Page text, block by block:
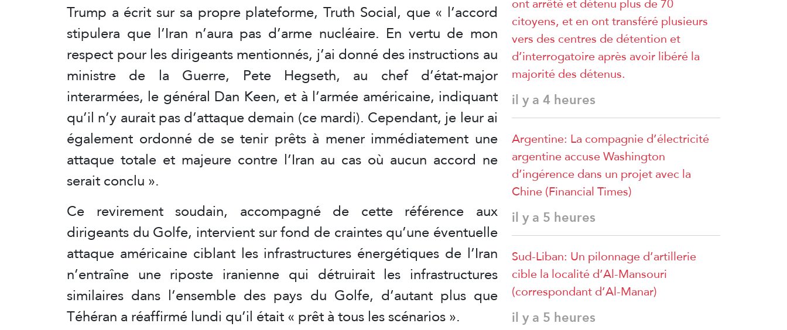
Trump a écrit sur sa propre plateforme, Truth Social, que « l’accord
stipulera que l’Iran n’aura pas d’arme nucléaire. En vertu de mon
respect pour les dirigeants mentionnés, j’ai donné des instructions au
ministre de la Guerre, Pete Hegseth, au chef d’état-major
interarmées, le général Dan Keen, et à l’armée américaine, indiquant
qu’il n’y aurait pas d’attaque demain (ce mardi). Cependant, je leur ai
également ordonné de se tenir prêts à mener immédiatement une
attaque totale et majeure contre l’Iran au cas où aucun accord ne
serait conclu ».
Ce revirement soudain, accompagné de cette référence aux
dirigeants du Golfe, intervient sur fond de craintes qu’une éventuelle
attaque américaine ciblant les infrastructures énergétiques de l’Iran
n’entraîne une riposte iranienne qui détruirait les infrastructures
similaires dans l’ensemble des pays du Golfe, d’autant plus que
Téhéran a réaffirmé lundi qu’il était « prêt à tous les scénarios ».
citoyens, et en ont transféré plusieurs
vers des centres de détention et
d’interrogatoire après avoir libéré la
majorité des détenus.
il y a 4 heures
Argentine: La compagnie d’électricité
argentine accuse Washington
d’ingérence dans un projet avec la
Chine (Financial Times)
il y a 5 heures
Sud-Liban: Un pilonnage d’artillerie
cible la localité d’Al-Mansouri
(correspondant d’Al-Manar)
il y a 5 heures